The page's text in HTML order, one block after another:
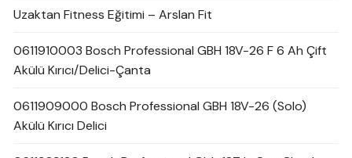
Uzaktan Fitness Eğitimi – Arslan Fit
0611910003 Bosch Professional GBH 18V-26 F 6 Ah Çift
Akülü Kırıcı/Delici-Çanta
0611909000 Bosch Professional GBH 18V-26 (Solo)
Akülü Kırıcı Delici